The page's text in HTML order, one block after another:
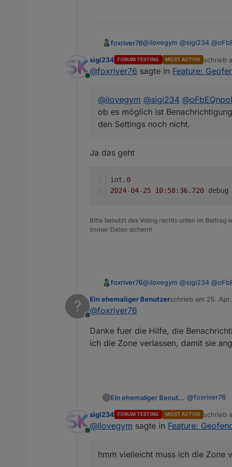
foxriver76@ilovegym @sigi234 @
noch nicht.
https://github.com/
Online
sigi234 FORUM TESTING MOST ACTIVE schrieb
zuletzt
@foxriver76 sagte in Feature:
@ilovegym @sigi234 @
ob es möglich ist
den Settings noch nicht.
Ja das geht
iot. 0
2024-04-25 10: 58: 36.720
Bitte benutzt das Voting rechts unten im Beitrag
Immer Daten sichern!
foxriver76@ilovegym @sigi234 @
möglich ist
noch nicht.
https://github.com/
?
Offline
Ein ehemaliger Benutzerschrieb am 25.
zuletzt editiert von
@foxriver76
Danke fuer die Hilfe, die
ich die Zone verlassen, damit sie
? Ein ehemaliger Benutzer @foxriver76
Danke fuer
Online
sigi234 FORUM TESTING MOST ACTIVE schrieb
zuletzt
@ilovegym sagte in Feature:
hmm vielleicht muss ich die Zone